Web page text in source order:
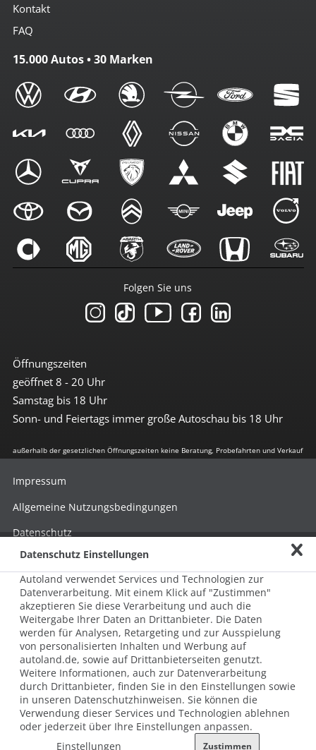
Kontakt
FAQ
15.000 Autos • 30 Marken
Öffnungszeiten
geöffnet 8 - 20 Uhr
Samstag bis 18 Uhr
Sonn- und Feiertags immer große Autoschau bis 18 Uhr
Folgen Sie uns
außerhalb der gesetzlichen Öffnungszeiten keine Beratung, Probefahrten und Verkauf
© 2026 AUTOLAND 24 SE & Co. Betriebs KG
Werner-von-Siemens-Str. 2, 06796 Brehna, Deutschland
Impressum
Allgemeine Nutzungsbedingungen
Datenschutz
Hinweisgebersystem nach HinSchG
Beschwerde nach LkSG
Grundsatzerklärung zum LkSG
Datenschutz Einstellungen
Autoland verwendet Services und Technologien zur
Datenverarbeitung. Mit einem Klick auf "Zustimmen"
akzeptieren Sie diese Verarbeitung und auch die
Weitergabe Ihrer Daten an Drittanbieter. Die Daten
werden für Analysen, Retargeting und zur Ausspielung
von personalisierten Inhalten und Werbung auf
autoland.de, sowie auf Drittanbieterseiten genutzt.
Weitere Informationen, auch zur Datenverarbeitung
durch Drittanbieter, finden Sie in den Einstellungen sowie
in unseren Datenschutzhinweisen. Sie können die
Verwendung dieser Services und Technologien ablehnen
oder jederzeit über Ihre Einstellungen anpassen.
Einstellungen
Zustimmen